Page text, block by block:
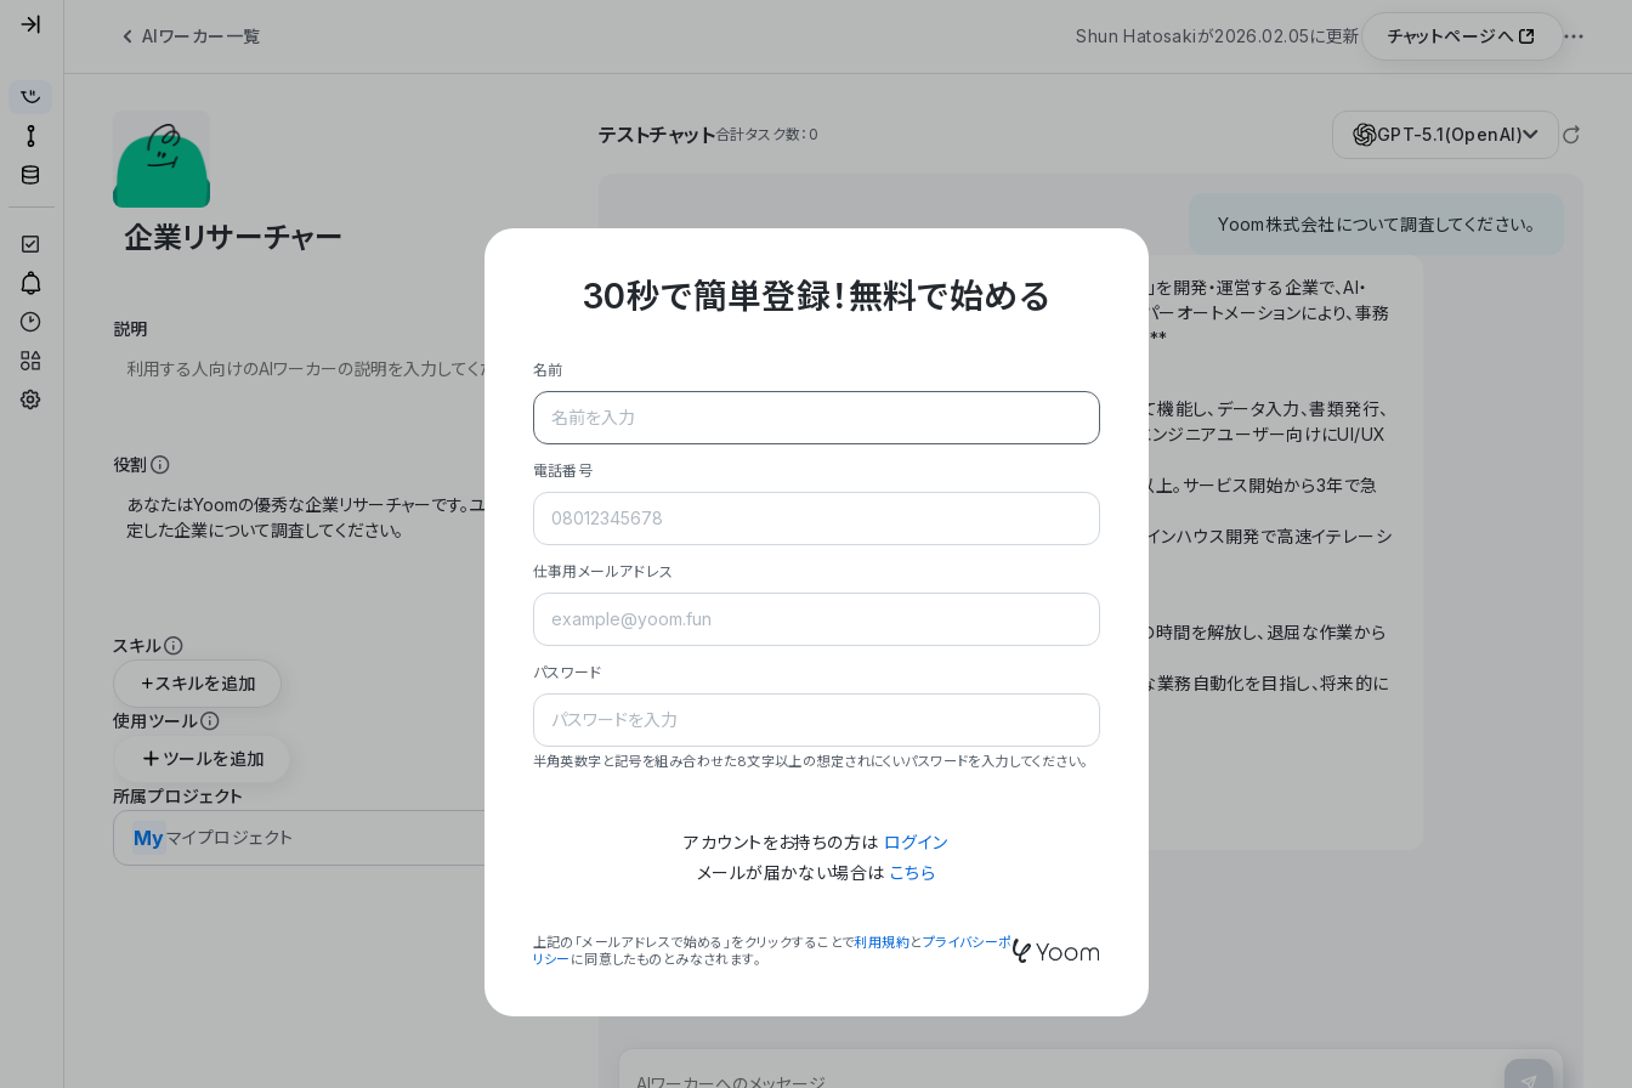
AIワーカー一覧 Shun Hatosakiが2026.02.05に更新 チャットページへ
説明
役割
スキル
スキルを追加
使用ツール
ツールを追加
所属プロジェクト
Myマイプロジェクト
テストチャット合計タスク数：0 GPT-5.1(OpenAI)
Yoom株式会社について調査してください。
**Yoom株式会社は、ビジネスオートメーションSaaS「Yoom」を開発・運営する企業で、AI・
API・RPA・OCRなどの技術をノーコードで組み合わせたハイパーオートメーションにより、事務
作業やデスクワークを自動化するサービスを提供しています。**
- **主力プロダクト「Yoom」**: SaaS連携データベースとして機能し、データ入力、書類発行、
メール対応、請求書処理、日報作成などの業務を自動化。非エンジニアユーザー向けにUI/UX
- **実績**: 国内利用社数20,000社超、直近成長率300%以上。サービス開始から3年で急
- **強み**: すべての自動化技術を1プラットフォームで完結。インハウス開発で高速イテレーシ
- **ミッション**: 「We Make Time」 – テクノロジーで人々の時間を解放し、退屈な作業から
- **ビジョン**: 「Global Business Automation」 – 世界的な業務自動化を目指し、将来的に
### 会社概要
30秒で簡単登録！無料で始める
名前
電話番号
仕事用メールアドレス
パスワード
半角英数字と記号を組み合わせた8文字以上の想定されにくいパスワードを入力してください。
アカウントをお持ちの方は ログイン
メールが届かない場合は こちら
上記の「メールアドレスで始める」をクリックすることで利用規約とプライバシーポ
リシー に同意したものとみなされます。